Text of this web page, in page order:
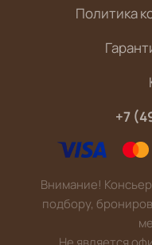
Политика
+7
Внимание!
подбору,